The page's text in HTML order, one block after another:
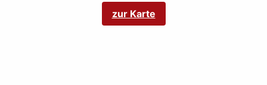
zur Karte